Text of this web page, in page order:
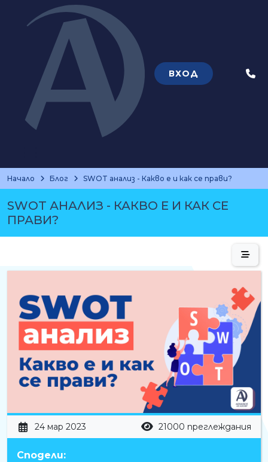
ВХОД
Начало Блог SWOT анализ - Какво е и как се прави?
SWOT АНАЛИЗ - КАКВО Е И КАК СЕ
ПРАВИ?
24 мар 2023 21000 преглеждания
Сподели: